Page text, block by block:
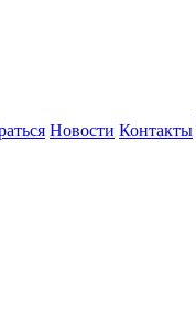
Новости Контакты